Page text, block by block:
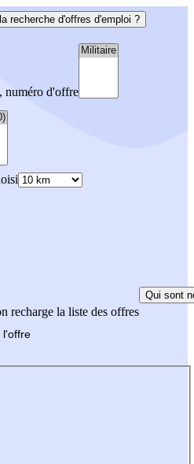
recherche d'offres d'emploi ?
numéro d'offre
recharge la liste des offres
Qui sont
l'offre